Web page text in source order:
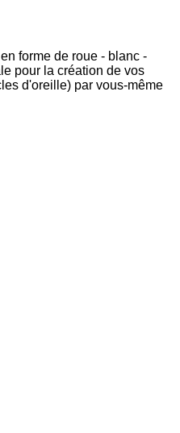
forme de roue - blanc -
pour la création de vos
d'oreille) par vous-même